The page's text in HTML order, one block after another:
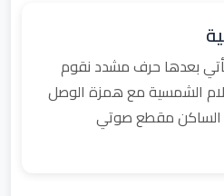
بعدها حرف مشدد نقوم
الشمسية مع همزة الوصل
الساكن مقطع صوتي